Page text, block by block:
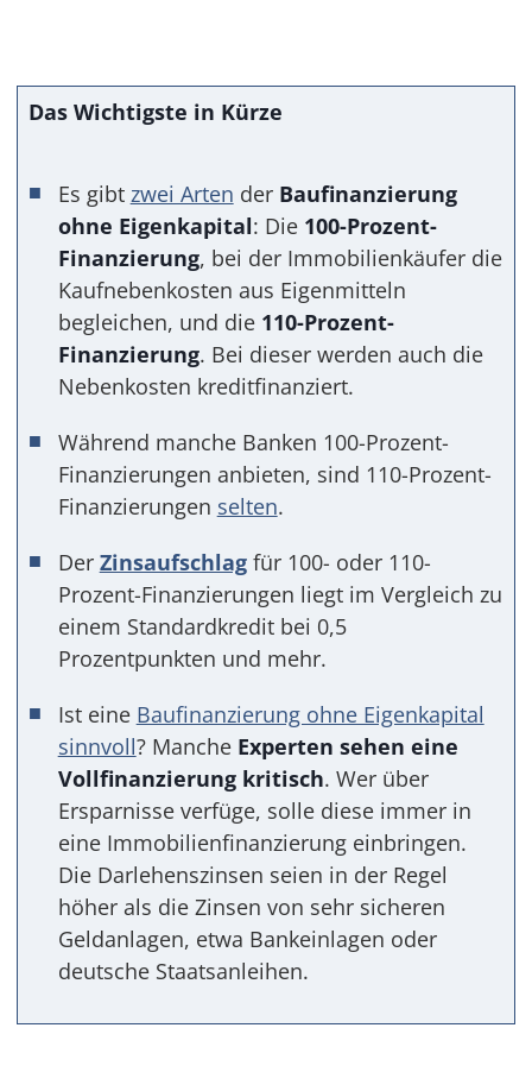
Das Wichtigste in Kürze
Es gibt zwei Arten der Baufinanzierung
ohne Eigenkapital: Die 100-Prozent-
Finanzierung, bei der Immobilienkäufer die
Kaufnebenkosten aus Eigenmitteln
begleichen, und die 110-Prozent-
Finanzierung. Bei dieser werden auch die
Nebenkosten kreditfinanziert.
Während manche Banken 100-Prozent-
Finanzierungen anbieten, sind 110-Prozent-
Finanzierungen selten.
Der Zinsaufschlagfür 100- oder 110-
Prozent-Finanzierungen liegt im Vergleich zu
einem Standardkredit bei 0,5
Prozentpunkten und mehr.
Ist eine Baufinanzierung ohne Eigenkapital
sinnvoll? Manche Experten sehen eine
Vollfinanzierung kritisch. Wer über
Ersparnisse verfüge, solle diese immer in
eine Immobilienfinanzierung einbringen.
Die Darlehenszinsen seien in der Regel
höher als die Zinsen von sehr sicheren
Geldanlagen, etwa Bankeinlagen oder
deutsche Staatsanleihen.